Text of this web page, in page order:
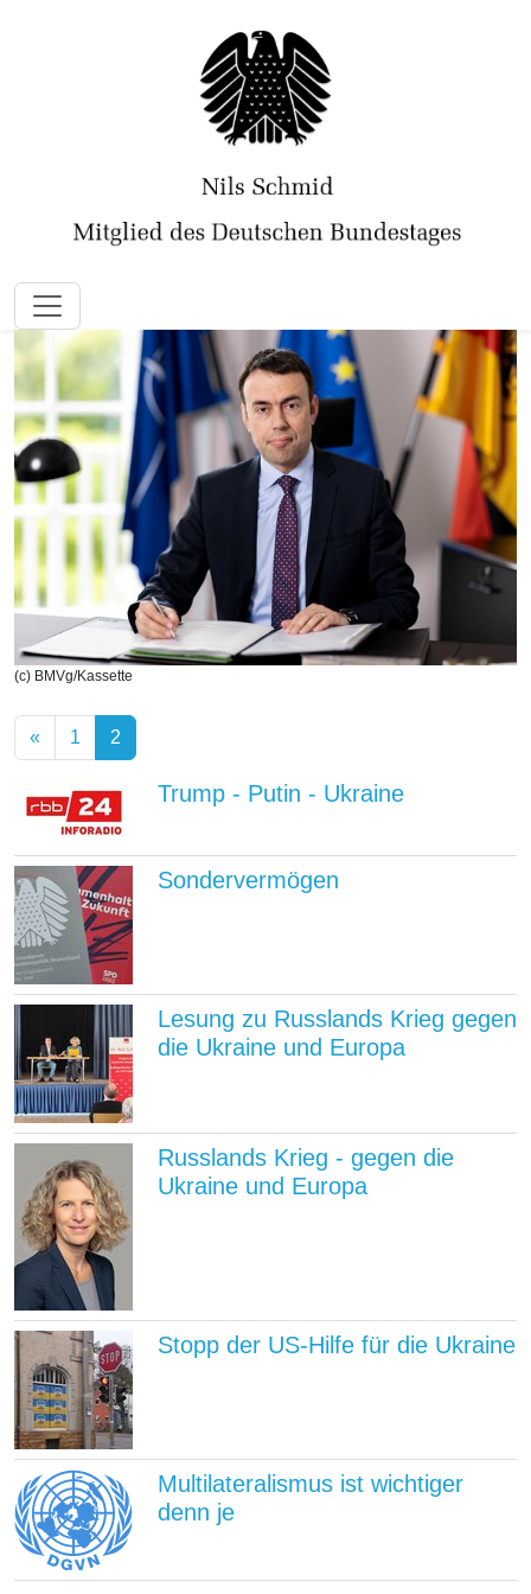
(c) BMVg/Kassette
« 1 2
Trump - Putin - Ukraine
Sondervermögen
Lesung zu Russlands Krieg gegen
die Ukraine und Europa
Russlands Krieg - gegen die
Ukraine und Europa
Stopp der US-Hilfe für die Ukraine
Multilateralismus ist wichtiger
denn je